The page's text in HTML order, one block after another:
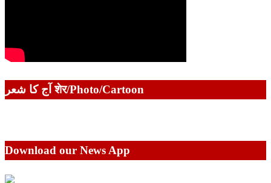
آج کا شعر शेर/Photo/Cartoon
Download our News App